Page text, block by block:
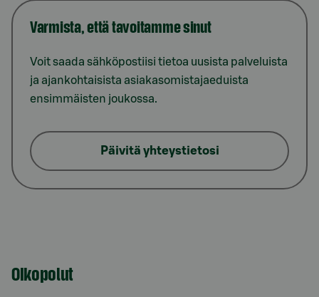
Varmista, että tavoitamme sinut
Voit saada sähköpostiisi tietoa uusista palveluista
ja ajankohtaisista asiakasomistajaeduista
ensimmäisten joukossa.
Päivitä yhteystietosi
Oikopolut